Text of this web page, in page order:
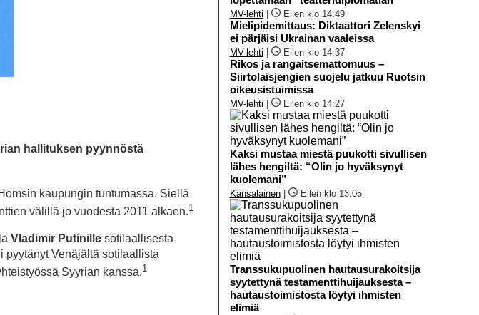
hallituksen pyynnöstä
kaupungin tuntumassa. Siellä
välillä jo vuodesta 2011 alkaen.1
Vladimir Putinille sotilaallisesta
pyytänyt Venäjältä sotilaallista
Syyrian kanssa.1
MV-lehti Eilen klo 14:49
Mielipidemittaus: Diktaattori Zelenskyi
ei pärjäisi Ukrainan vaaleissa
MV-lehti Eilen klo 14:37
Rikos ja rangaitsemattomuus –
Siirtolaisjengien suojelu jatkuu Ruotsin
oikeusistuimissa
MV-lehti Eilen klo 14:27
Kaksi mustaa miestä puukotti sivullisen
lähes hengiltä: “Olin jo hyväksynyt
kuolemani”
Kansalainen| Eilen klo 13:05
Transsukupuolinen hautausurakoitsija
syytettynä testamenttihuijauksesta –
hautaustoimistosta löytyi ihmisten
elimiä